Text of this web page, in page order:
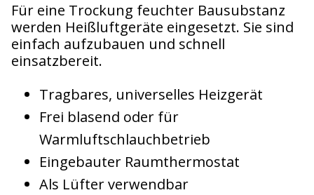
Für eine Trockung feuchter Bausubstanz
werden Heißluftgeräte eingesetzt. Sie sind
einfach aufzubauen und schnell
einsatzbereit.
Tragbares, universelles Heizgerät
Frei blasend oder für
Warmluftschlauchbetrieb
Eingebauter Raumthermostat
Als Lüfter verwendbar